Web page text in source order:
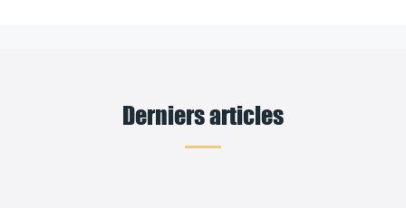
Derniers articles